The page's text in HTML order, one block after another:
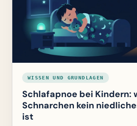
WISSEN UND GRUNDLAGEN
Schlafapnoe bei Kindern:
Schnarchen kein
ist